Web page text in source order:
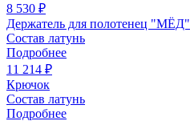
8 530 ₽
Держатель для полотенец "МЁД"
Состав латунь
Подробнее
11 214 ₽
Крючок
Состав латунь
Подробнее